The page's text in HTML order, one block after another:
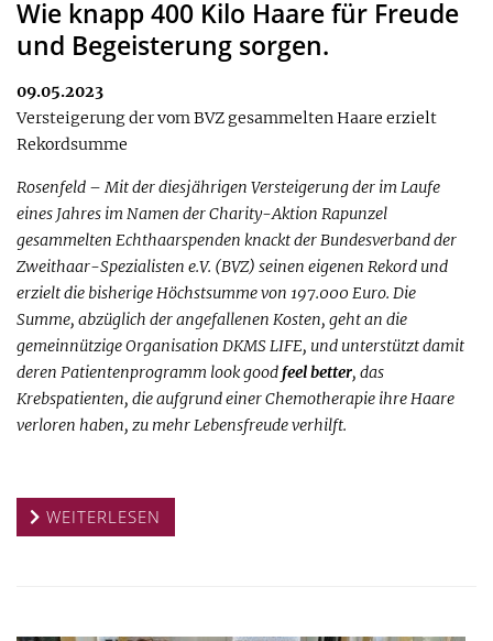
Wie knapp 400 Kilo Haare für Freude
und Begeisterung sorgen.
09.05.2023
Versteigerung der vom BVZ gesammelten Haare erzielt
Rekordsumme
Rosenfeld – Mit der diesjährigen Versteigerung der im Laufe
eines Jahres im Namen der Charity-Aktion Rapunzel
gesammelten Echthaarspenden knackt der Bundesverband der
Zweithaar-Spezialisten e.V. (BVZ) seinen eigenen Rekord und
erzielt die bisherige Höchstsumme von 197.000 Euro. Die
Summe, abzüglich der angefallenen Kosten, geht an die
gemeinnützige Organisation DKMS LIFE, und unterstützt damit
deren Patientenprogramm look good feel better, das
Krebspatienten, die aufgrund einer Chemotherapie ihre Haare
verloren haben, zu mehr Lebensfreude verhilft.
WEITERLESEN